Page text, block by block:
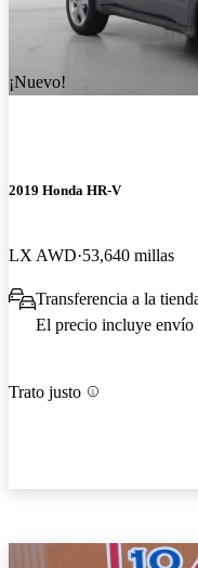
¡Nuevo!
2019 Honda HR-V
LX AWD 53,640 millas
Transferencia a la
El precio incluye envío
Trato justo